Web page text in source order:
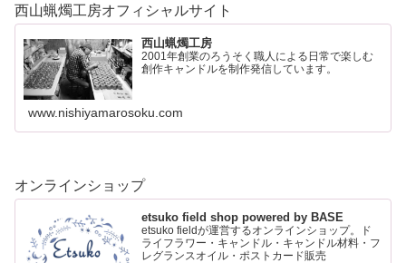
西山蝋燭工房オフィシャルサイト
西山蝋燭工房
2001年創業のろうそく職人による日常で楽しむ
創作キャンドルを制作発信しています。
www.nishiyamarosoku.com
オンラインショップ
etsuko field shop powered by BASE
etsuko fieldが運営するオンラインショップ。ド
ライフラワー・キャンドル・キャンドル材料・フ
レグランスオイル・ポストカード販売